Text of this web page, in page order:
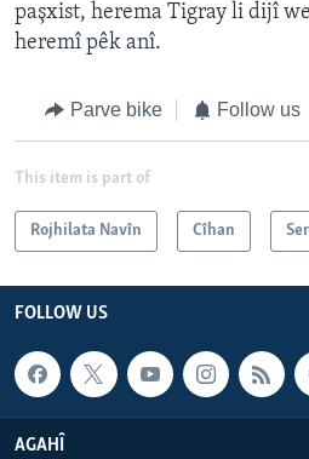
paşxist, herema Tigray li dijî
heremî pêk anî.
Parve bike Follow us
This item is part of
Rojhilata Navîn Cîhan
FOLLOW US
AGAHÎ